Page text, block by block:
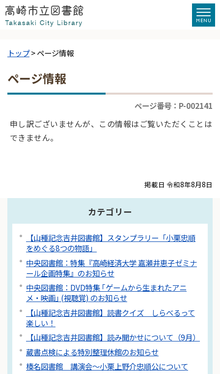
トップ> ページ情報
ページ情報
ページ番号：P-002141
申し訳ございませんが、この情報はご覧いただくことは
できません。
掲載日 令和8年8月8日
カテゴリー
【山種記念吉井図書館】スタンプラリー「小栗忠順
をめぐる8つの物語」
中央図書館：特集『高崎経済大学 嘉瀬井恵子ゼミナ
ール企画特集』のお知らせ
中央図書館：DVD特集 ｢ゲームから生まれたアニ
メ・映画｣ (視聴覚) のお知らせ
【山種記念吉井図書館】読書クイズ しらべるって
楽しい！
【山種記念吉井図書館】読み聞かせについて（9月）
蔵書点検による特別整理休館のお知らせ
榛名図書館 講演会～小栗上野介忠順公について